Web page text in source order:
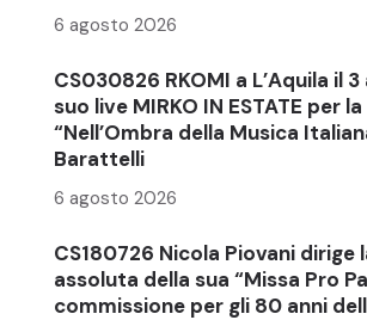
6 agosto 2026
CS030826 RKOMI a L’Aquila il
suo live MIRKO IN ESTATE per
“Nell’Ombra della Musica
Barattelli
6 agosto 2026
CS180726 Nicola Piovani dirige
assoluta della sua “Missa Pro
commissione per gli 80 anni